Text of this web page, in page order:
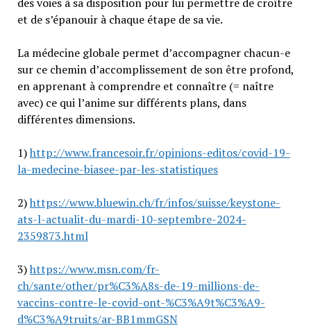
et de s’épanouir à chaque étape de sa vie.
La médecine globale permet d’accompagner chacun-e
sur ce chemin d’accomplissement de son être profond,
en apprenant à comprendre et connaître (= naître
avec) ce qui l’anime sur différents plans, dans
différentes dimensions.
1)http://www.francesoir.fr/opinions-editos/covid-19-
la-medecine-biasee-par-les-statistiques
2)https://www.bluewin.ch/fr/infos/suisse/keystone-
ats-l-actualit-du-mardi-10-septembre-2024-
2359873.html
3)https://www.msn.com/fr-
ch/sante/other/pr%C3%A8s-de-19-millions-de-
vaccins-contre-le-covid-ont-%C3%A9t%C3%A9-
d%C3%A9truits/ar-BB1mmGSN